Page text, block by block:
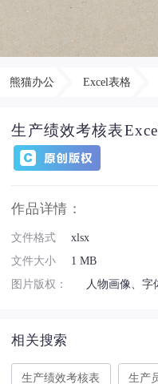
熊猫办公 Excel表格
生产绩效考核表
作品详情：
文件格式 xlsx
文件大小
1 MB
图片版权：
人物画像、字
相关搜索
生产绩效考核表 生产